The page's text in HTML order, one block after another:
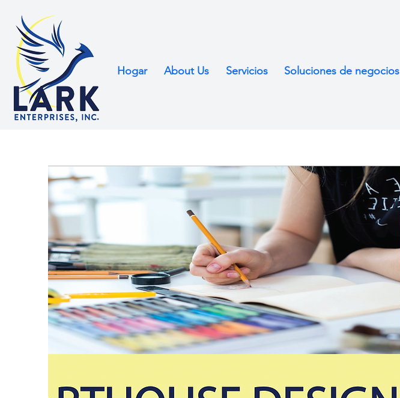
Hogar About Us Servicios Soluciones de negocios